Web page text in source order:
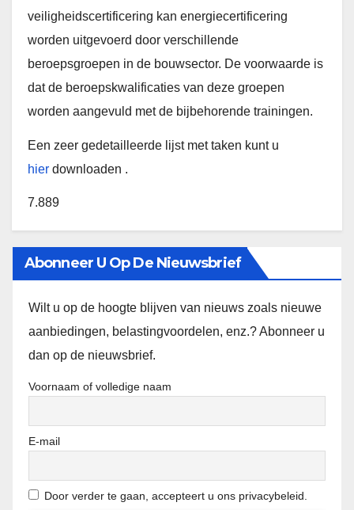
veiligheidscertificering kan energiecertificering
worden uitgevoerd door verschillende
beroepsgroepen in de bouwsector. De voorwaarde is
dat de beroepskwalificaties van deze groepen
worden aangevuld met de bijbehorende trainingen.
Een zeer gedetailleerde lijst met taken kunt u
hier downloaden .
7.889
Abonneer U Op De Nieuwsbrief
Wilt u op de hoogte blijven van nieuws zoals nieuwe
aanbiedingen, belastingvoordelen, enz.? Abonneer u
dan op de nieuwsbrief.
Voornaam of volledige naam
E-mail
Door verder te gaan, accepteert u ons privacybeleid.